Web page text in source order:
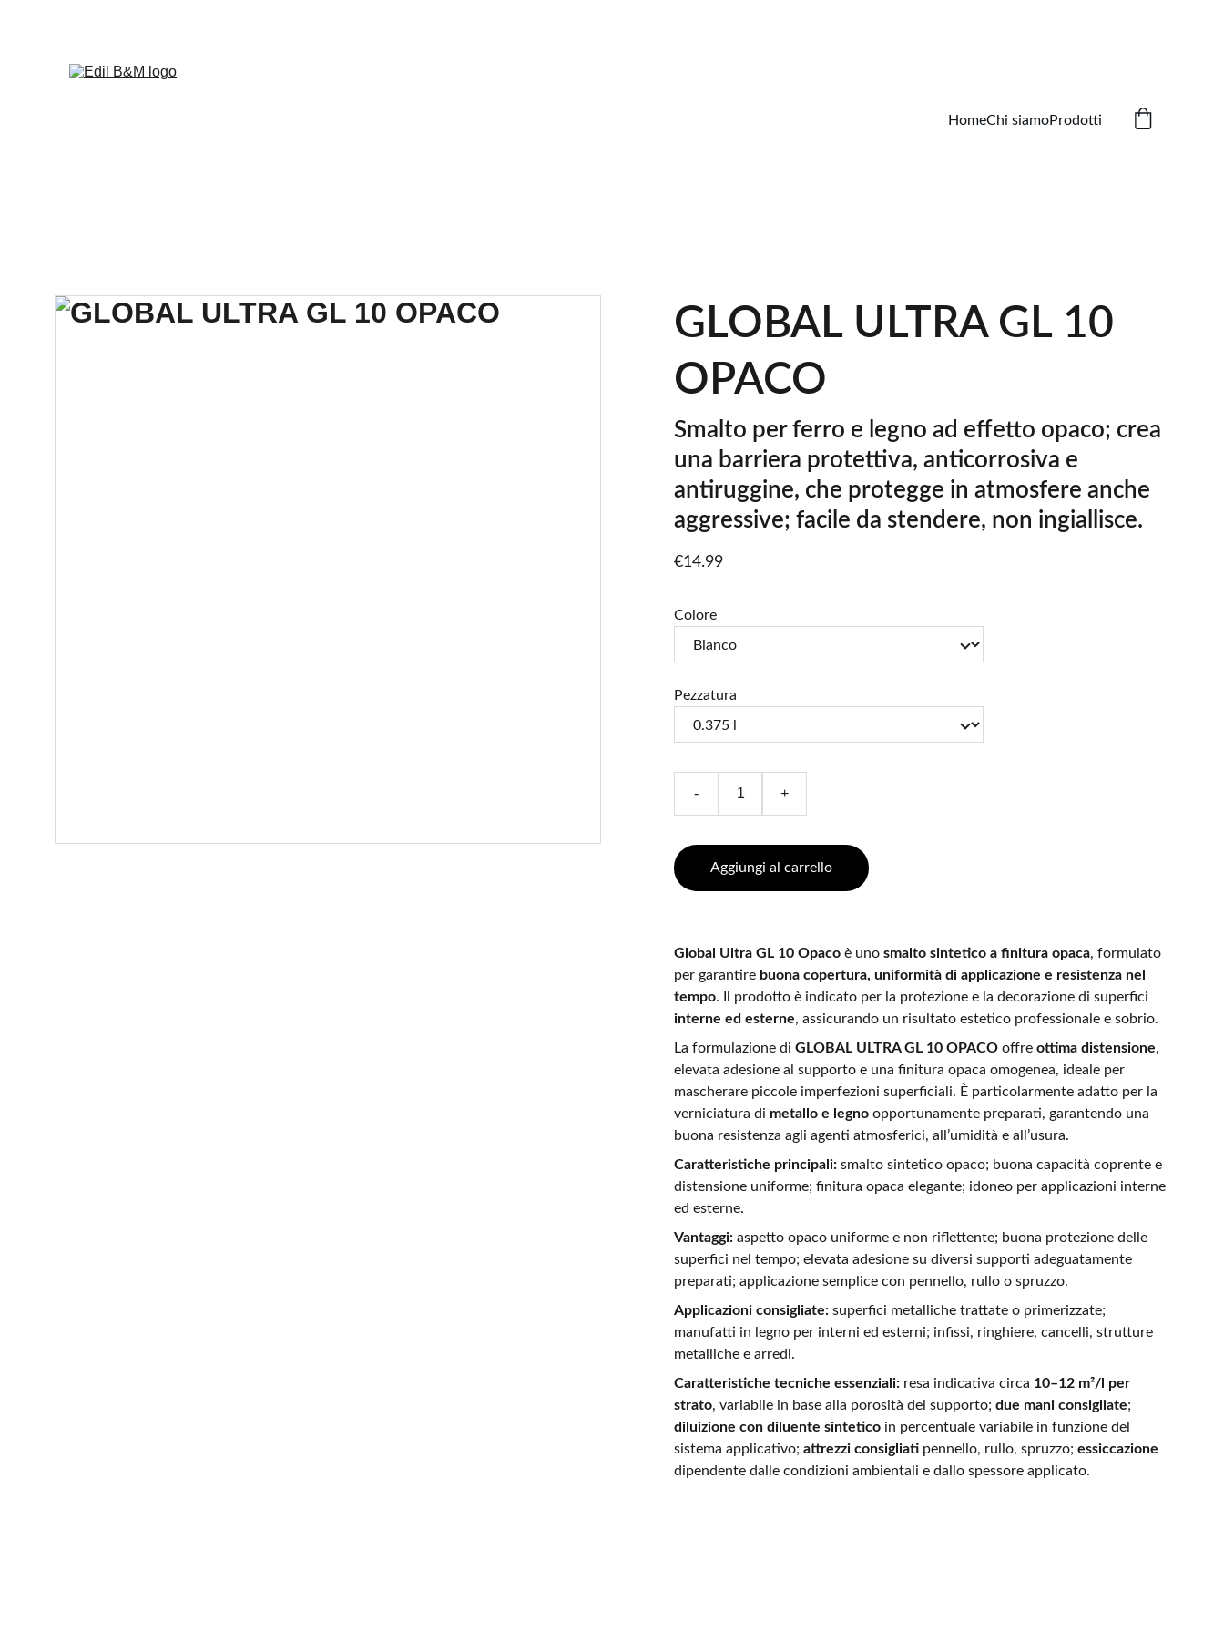
HomeChi siamoProdotti
GLOBAL ULTRA GL 10
OPACO
Smalto per ferro e legno ad effetto opaco; crea
una barriera protettiva, anticorrosiva e
antiruggine, che protegge in atmosfere anche
aggressive; facile da stendere, non ingiallisce.
€14.99
Colore
Pezzatura
- +
Aggiungi al carrello
Global Ultra GL 10 Opaco è uno smalto sintetico a finitura opaca, formulato
per garantire buona copertura, uniformità di applicazione e resistenza nel
tempo. Il prodotto è indicato per la protezione e la decorazione di superfici
interne ed esterne, assicurando un risultato estetico professionale e sobrio.
La formulazione di GLOBAL ULTRA GL 10 OPACO offre ottima distensione,
elevata adesione al supporto e una finitura opaca omogenea, ideale per
mascherare piccole imperfezioni superficiali. È particolarmente adatto per la
verniciatura di metallo e legno opportunamente preparati, garantendo una
buona resistenza agli agenti atmosferici, all’umidità e all’usura.
Caratteristiche principali: smalto sintetico opaco; buona capacità coprente e
distensione uniforme; finitura opaca elegante; idoneo per applicazioni interne
ed esterne.
Vantaggi: aspetto opaco uniforme e non riflettente; buona protezione delle
superfici nel tempo; elevata adesione su diversi supporti adeguatamente
preparati; applicazione semplice con pennello, rullo o spruzzo.
Applicazioni consigliate: superfici metalliche trattate o primerizzate;
manufatti in legno per interni ed esterni; infissi, ringhiere, cancelli, strutture
metalliche e arredi.
Caratteristiche tecniche essenziali: resa indicativa circa 10–12 m²/l per
strato, variabile in base alla porosità del supporto; due mani consigliate;
diluizione con diluente sintetico in percentuale variabile in funzione del
sistema applicativo; attrezzi consigliati pennello, rullo, spruzzo; essiccazione
dipendente dalle condizioni ambientali e dallo spessore applicato.